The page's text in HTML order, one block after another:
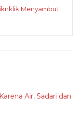
Menyambut
Air, Sadari dan